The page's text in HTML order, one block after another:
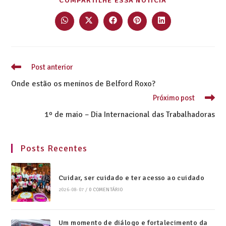
Post anterior
Onde estão os meninos de Belford Roxo?
Próximo post
1º de maio – Dia Internacional das Trabalhadoras
Posts Recentes
Cuidar, ser cuidado e ter acesso ao cuidado
2026-08-07 / 0 COMENTÁRIO
Um momento de diálogo e fortalecimento da